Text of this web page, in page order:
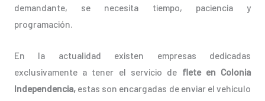
demandante, se necesita tiempo, paciencia y
programación.
En la actualidad existen empresas dedicadas
exclusivamente a tener el servicio de flete en Colonia
Independencia,estas son encargadas de enviar el vehículo